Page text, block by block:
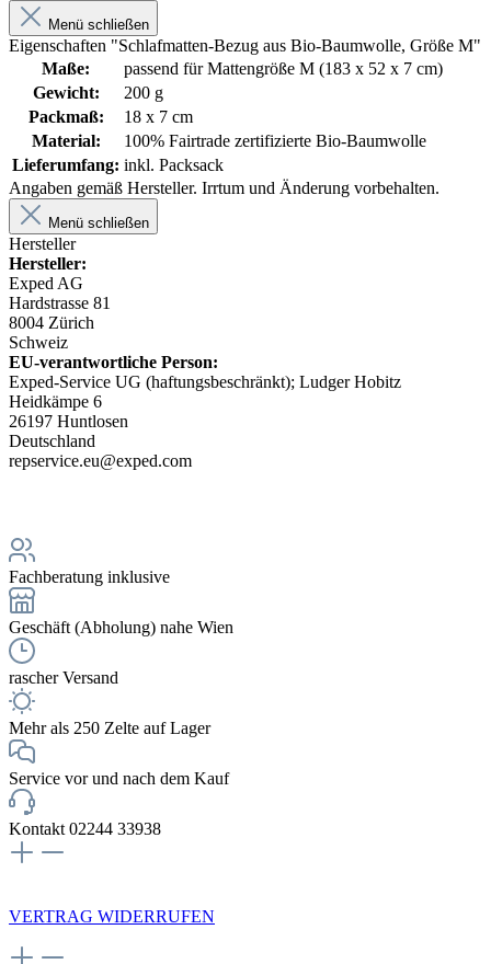
Menü schließen
Eigenschaften "Schlafmatten-Bezug aus Bio-Baumwolle, Größe M"
Maße:
passend für Mattengröße M (183 x 52 x 7 cm)
Gewicht:
200 g
Packmaß:
18 x 7 cm
Material:
100% Fairtrade zertifizierte Bio-Baumwolle
Lieferumfang: inkl. Packsack
Angaben gemäß Hersteller. Irrtum und Änderung vorbehalten.
Menü schließen
Hersteller
Hersteller:
Exped AG
Hardstrasse 81
8004 Zürich
Schweiz
EU-verantwortliche Person:
Exped-Service UG (haftungsbeschränkt); Ludger Hobitz
Heidkämpe 6
26197 Huntlosen
Deutschland
repservice.eu@exped.com
Fachberatung inklusive
Geschäft (Abholung) nahe Wien
rascher Versand
Mehr als 250 Zelte auf Lager
Service vor und nach dem Kauf
Kontakt 02244 33938
VERTRAG WIDERRUFEN